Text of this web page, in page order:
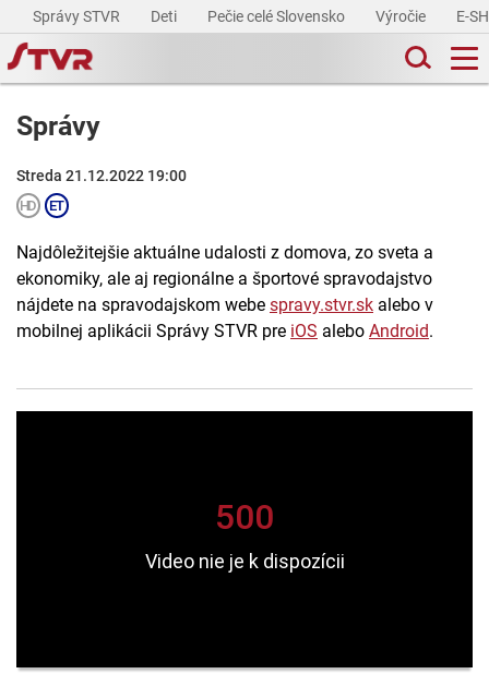
Správy STVR Deti Pečie celé Slovensko Výročie E-
Správy
Streda 21.12.2022 19:00
Najdôležitejšie aktuálne udalosti z domova, zo sveta a
ekonomiky, ale aj regionálne a športové spravodajstvo
nájdete na spravodajskom webe spravy.stvr.sk alebo v
mobilnej aplikácii Správy STVR pre iOS alebo Android.